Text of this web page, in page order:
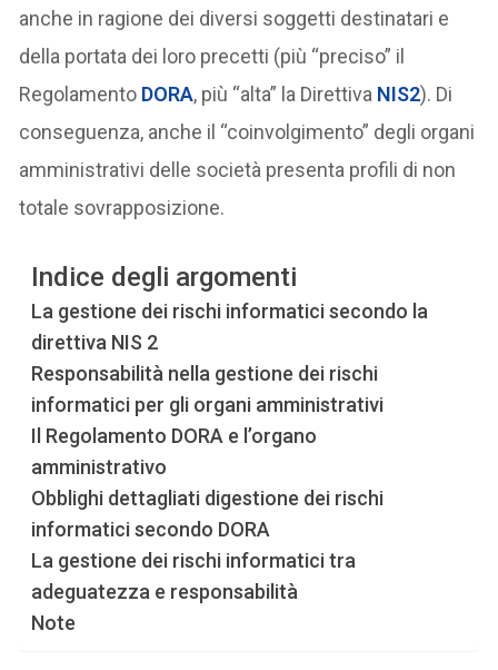
anche in ragione dei diversi soggetti destinatari e
della portata dei loro precetti (più “preciso” il
Regolamento DORA, più “alta” la Direttiva NIS2). Di
conseguenza, anche il “coinvolgimento” degli organi
amministrativi delle società presenta profili di non
totale sovrapposizione.
Indice degli argomenti
La gestione dei rischi informatici secondo la
direttiva NIS 2
Responsabilità nella gestione dei rischi
informatici per gli organi amministrativi
Il Regolamento DORA e l’organo
amministrativo
Obblighi dettagliati digestione dei rischi
informatici secondo DORA
La gestione dei rischi informatici tra
adeguatezza e responsabilità
Note